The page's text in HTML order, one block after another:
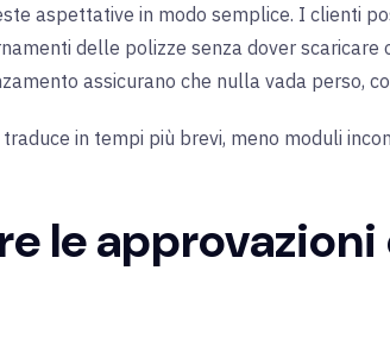
aspettative in modo semplice. I clienti
delle polizze senza dover
assicurano che nulla vada perso,
in tempi più brevi, meno moduli
le